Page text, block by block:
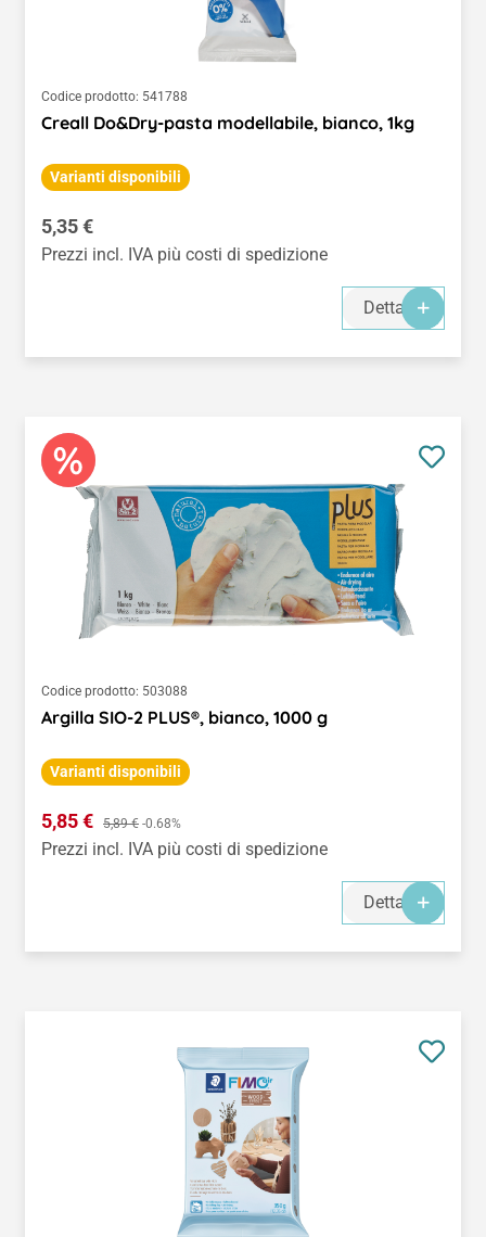
Codice prodotto: 541788
Creall Do&Dry-pasta modellabile, bianco, 1kg
Varianti disponibili
Prezzo normale:
5,35 €
Prezzi incl. IVA più costi di spedizione
Dettagli
Codice prodotto: 503088
Argilla SIO-2 PLUS®, bianco, 1000 g
Varianti disponibili
Prezzo di vendita:
5,85 € Prezzo normale:
5,89 € -0.68%
Prezzi incl. IVA più costi di spedizione
Dettagli